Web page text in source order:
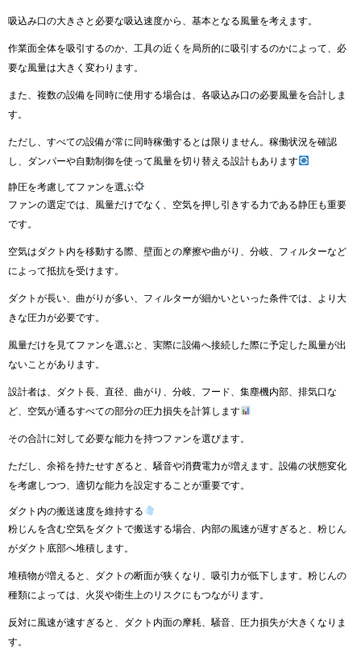
吸込み口の大きさと必要な吸込速度から、基本となる風量を考えます。
作業面全体を吸引するのか、工具の近くを局所的に吸引するのかによって、必
要な風量は大きく変わります。
また、複数の設備を同時に使用する場合は、各吸込み口の必要風量を合計しま
す。
ただし、すべての設備が常に同時稼働するとは限りません。稼働状況を確認
し、ダンパーや自動制御を使って風量を切り替える設計もあります
静圧を考慮してファンを選ぶ
ファンの選定では、風量だけでなく、空気を押し引きする力である静圧も重要
です。
空気はダクト内を移動する際、壁面との摩擦や曲がり、分岐、フィルターなど
によって抵抗を受けます。
ダクトが長い、曲がりが多い、フィルターが細かいといった条件では、より大
きな圧力が必要です。
風量だけを見てファンを選ぶと、実際に設備へ接続した際に予定した風量が出
ないことがあります。
設計者は、ダクト長、直径、曲がり、分岐、フード、集塵機内部、排気口な
ど、空気が通るすべての部分の圧力損失を計算します
その合計に対して必要な能力を持つファンを選びます。
ただし、余裕を持たせすぎると、騒音や消費電力が増えます。設備の状態変化
を考慮しつつ、適切な能力を設定することが重要です。
ダクト内の搬送速度を維持する
粉じんを含む空気をダクトで搬送する場合、内部の風速が遅すぎると、粉じん
がダクト底部へ堆積します。
堆積物が増えると、ダクトの断面が狭くなり、吸引力が低下します。粉じんの
種類によっては、火災や衛生上のリスクにもつながります。
反対に風速が速すぎると、ダクト内面の摩耗、騒音、圧力損失が大きくなりま
す。